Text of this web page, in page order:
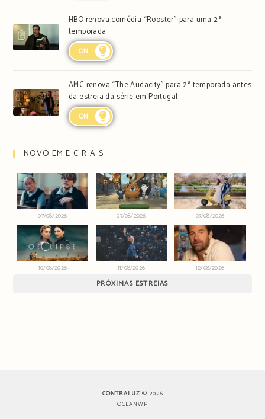
HBO renova comédia “Rooster” para uma 2ª
temporada
ON
AMC renova “The Audacity” para 2ª temporada antes
da estreia da série em Portugal
ON
NOVO EM E∙C∙R∙Ã∙S
07/08/2026 07/08/2026 07/08/2026
10/08/2026 11/08/2026 12/08/2026
PRÓXIMAS ESTREIAS
CONTRALUZ © 2026
OCEANWP